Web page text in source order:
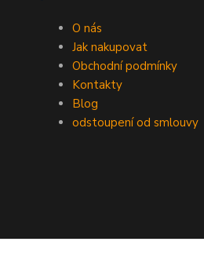
O nás
Jak nakupovat
Obchodní podmínky
Kontakty
Blog
odstoupení od smlouvy